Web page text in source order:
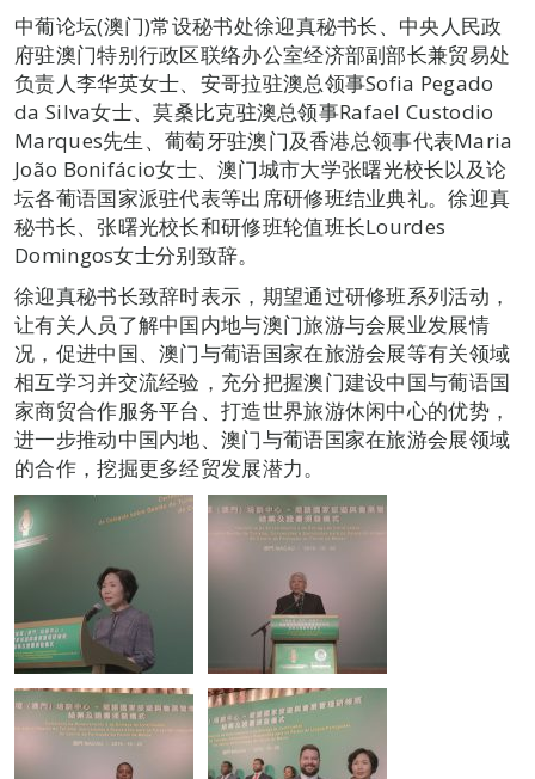
中葡论坛(澳门)常设秘书处徐迎真秘书长、中央人民政
府驻澳门特别行政区联络办公室经济部副部长兼贸易处
负责人李华英女士、安哥拉驻澳总领事Sofia Pegado
da Silva女士、莫桑比克驻澳总领事Rafael Custodio
Marques先生、葡萄牙驻澳门及香港总领事代表Maria
João Bonifácio女士、澳门城市大学张曙光校长以及论
坛各葡语国家派驻代表等出席研修班结业典礼。徐迎真
秘书长、张曙光校长和研修班轮值班长Lourdes
Domingos女士分别致辞。
徐迎真秘书长致辞时表示，期望通过研修班系列活动，
让有关人员了解中国内地与澳门旅游与会展业发展情
况，促进中国、澳门与葡语国家在旅游会展等有关领域
相互学习并交流经验，充分把握澳门建设中国与葡语国
家商贸合作服务平台、打造世界旅游休闲中心的优势，
进一步推动中国内地、澳门与葡语国家在旅游会展领域
的合作，挖掘更多经贸发展潜力。